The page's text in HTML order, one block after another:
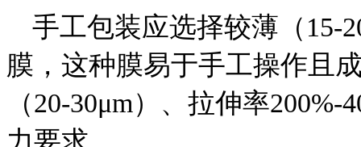
手工包装应选择较薄（15-
膜，这种膜易于手工操作且
（20-30μm）、拉伸率
力要求。